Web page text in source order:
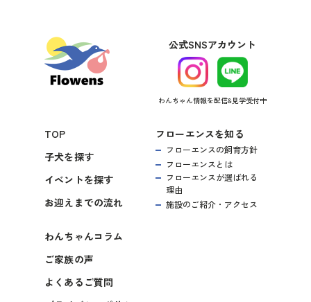
公式SNSアカウント
わんちゃん情報を配信&見学受付中
TOP
子犬を探す
イベントを探す
お迎えまでの流れ
フローエンスを知る
フローエンスの飼育方針
フローエンスとは
フローエンスが選ばれる
理由
施設のご紹介・アクセス
わんちゃんコラム
ご家族の声
よくあるご質問